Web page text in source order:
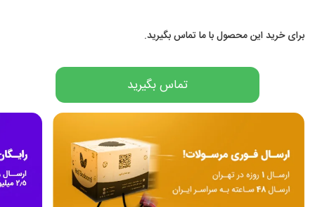
برای خرید این محصول با ما تماس بگیرید.
تماس بگیرید